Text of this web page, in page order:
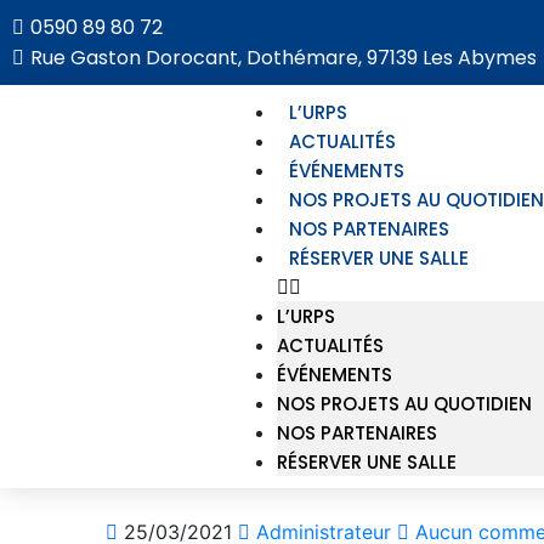
0590 89 80 72
Rue Gaston Dorocant, Dothémare, 97139 Les Abymes
L’URPS
ACTUALITÉS
ÉVÉNEMENTS
NOS PROJETS AU QUOTIDIEN
NOS PARTENAIRES
RÉSERVER UNE SALLE
L’URPS
ACTUALITÉS
ÉVÉNEMENTS
NOS PROJETS AU QUOTIDIEN
NOS PARTENAIRES
RÉSERVER UNE SALLE
25/03/2021 Administrateur Aucun